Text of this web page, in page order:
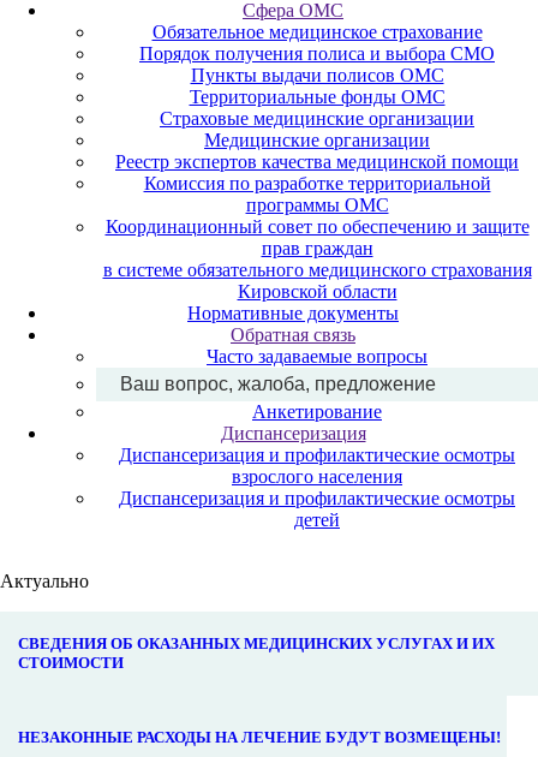
Сфера ОМС
Обязательное медицинское страхование
Порядок получения полиса и выбора СМО
Пункты выдачи полисов ОМС
Территориальные фонды ОМС
Страховые медицинские организации
Медицинские организации
Реестр экспертов качества медицинской помощи
Комиссия по разработке территориальной
программы ОМС
Координационный совет по обеспечению и защите
прав граждан
в системе обязательного медицинского страхования
Кировской области
Нормативные документы
Обратная связь
Часто задаваемые вопросы
Ваш вопрос, жалоба, предложение
Анкетирование
Диспансеризация
Диспансеризация и профилактические осмотры
взрослого населения
Диспансеризация и профилактические осмотры
детей
Актуально
СВЕДЕНИЯ ОБ ОКАЗАННЫХ МЕДИЦИНСКИХ УСЛУГАХ И ИХ
СТОИМОСТИ
НЕЗАКОННЫЕ РАСХОДЫ НА ЛЕЧЕНИЕ БУДУТ ВОЗМЕЩЕНЫ!